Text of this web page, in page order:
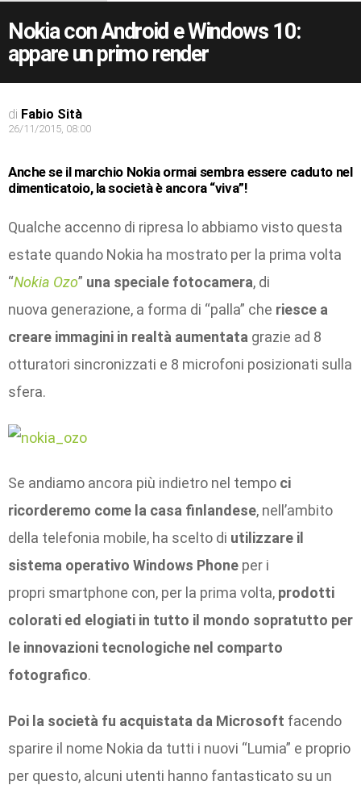
Nokia con Android e Windows 10:
appare un primo render
di Fabio Sità
26/11/2015, 08:00
Anche se il marchio Nokia ormai sembra essere caduto nel
dimenticatoio, la società è ancora “viva”!
Qualche accenno di ripresa lo abbiamo visto questa
estate quando Nokia ha mostrato per la prima volta
“Nokia Ozo” una speciale fotocamera, di
nuova generazione, a forma di “palla” che riesce a
creare immagini in realtà aumentata grazie ad 8
otturatori sincronizzati e 8 microfoni posizionati sulla
sfera.
Se andiamo ancora più indietro nel tempo ci
ricorderemo come la casa finlandese, nell’ambito
della telefonia mobile, ha scelto di utilizzare il
sistema operativo Windows Phone per i
propri smartphone con, per la prima volta, prodotti
colorati ed elogiati in tutto il mondo sopratutto per
le innovazioni tecnologiche nel comparto
fotografico.
Poi la società fu acquistata da Microsoft facendo
sparire il nome Nokia da tutti i nuovi “Lumia” e proprio
per questo, alcuni utenti hanno fantasticato su un